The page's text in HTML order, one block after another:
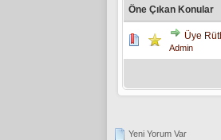
Öne Çıkan Konular
Üye
Admin
Yeni Yorum Var